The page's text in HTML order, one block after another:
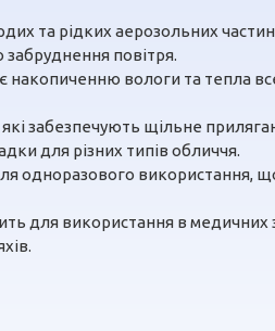
та рідких аерозольних
забруднення повітря.
накопиченню вологи та тепла
забезпечують щільне
для різних типів обличчя.
одноразового використання,
для використання в медичних